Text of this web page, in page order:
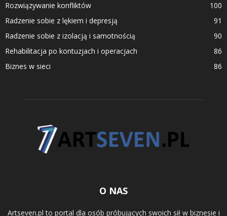
Rozwiązywanie konfliktów
100
Radzenie sobie z lękiem i depresją
91
Radzenie sobie z izolacją i samotnością
90
Rehabilitacja po kontuzjach i operacjach
86
Biznes w sieci
86
O NAS
Artseven.pl to portal dla osób próbujących swoich sił w biznesie i